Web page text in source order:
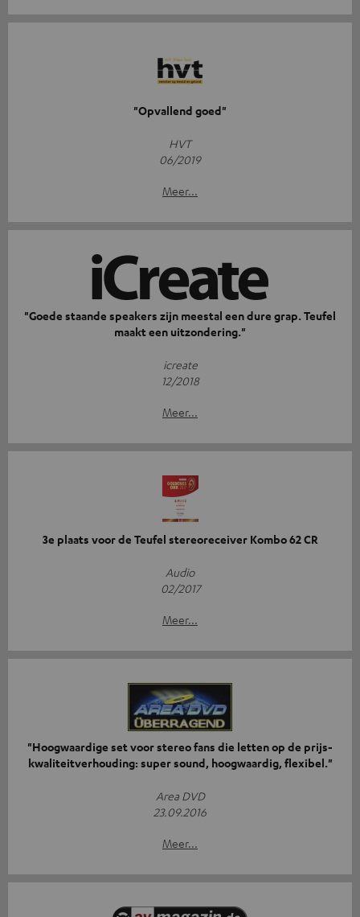
"Opvallend goed"
HVT
06/2019
Meer...
"Goede staande speakers zijn meestal een dure grap. Teufel
maakt een uitzondering."
icreate
12/2018
Meer...
3e plaats voor de Teufel stereoreceiver Kombo 62 CR
Audio
02/2017
Meer...
"Hoogwaardige set voor stereo fans die letten op de prijs-
kwaliteitverhouding: super sound, hoogwaardig, flexibel."
Area DVD
23.09.2016
Meer...